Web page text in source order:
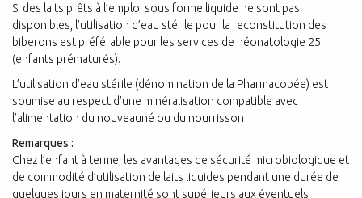
Si des laits prêts à l’emploi sous forme liquide ne sont pas
disponibles, l’utilisation d’eau stérile pour la reconstitution des
biberons est préférable pour les services de néonatologie 25
(enfants prématurés).
L’utilisation d’eau stérile (dénomination de la Pharmacopée) est
soumise au respect d’une minéralisation compatible avec
l’alimentation du nouveauné ou du nourrisson
Remarques :
Chez l’enfant à terme, les avantages de sécurité microbiologique et
de commodité d’utilisation de laits liquides pendant une durée de
quelques jours en maternité sont supérieurs aux éventuels